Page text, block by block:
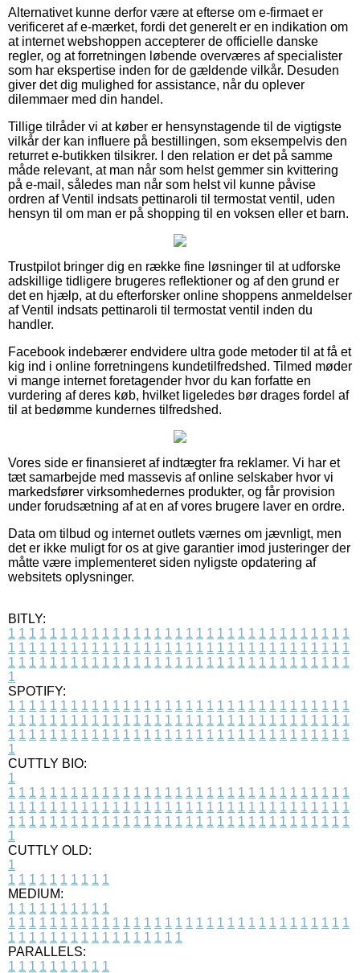
Alternativet kunne derfor være at efterse om e-firmaet er
verificeret af e-mærket, fordi det generelt er en indikation om
at internet webshoppen accepterer de officielle danske
regler, og at forretningen løbende overværes af specialister
som har ekspertise inden for de gældende vilkår. Desuden
giver det dig mulighed for assistance, når du oplever
dilemmaer med din handel.
Tillige tilråder vi at køber er hensynstagende til de vigtigste
vilkår der kan influere på bestillingen, som eksempelvis den
returret e-butikken tilsikrer. I den relation er det på samme
måde relevant, at man når som helst gemmer sin kvittering
på e-mail, således man når som helst vil kunne påvise
ordren af Ventil indsats pettinaroli til termostat ventil, uden
hensyn til om man er på shopping til en voksen eller et barn.
Trustpilot bringer dig en række fine løsninger til at udforske
adskillige tidligere brugeres reflektioner og af den grund er
det en hjælp, at du efterforsker online shoppens anmeldelser
af Ventil indsats pettinaroli til termostat ventil inden du
handler.
Facebook indebærer endvidere ultra gode metoder til at få et
kig ind i online forretningens kundetilfredshed. Tilmed møder
vi mange internet foretagender hvor du kan forfatte en
vurdering af deres køb, hvilket ligeledes bør drages fordel af
til at bedømme kundernes tilfredshed.
Vores side er finansieret af indtægter fra reklamer. Vi har et
tæt samarbejde med massevis af online selskaber hvor vi
markedsfører virksomhedernes produkter, og får provision
under forudsætning af at en af vores brugere laver en ordre.
Data om tilbud og internet outlets værnes om jævnligt, men
det er ikke muligt for os at give garantier imod justeringer der
måtte være implementeret siden nyligste opdatering af
websitets oplysninger.
BITLY:
1 1 1 1 1 1 1 1 1 1 1 1 1 1 1 1 1 1 1 1 1 1 1 1 1 1 1 1 1 1 1 1 1
1 1 1 1 1 1 1 1 1 1 1 1 1 1 1 1 1 1 1 1 1 1 1 1 1 1 1 1 1 1 1 1 1
1 1 1 1 1 1 1 1 1 1 1 1 1 1 1 1 1 1 1 1 1 1 1 1 1 1 1 1 1 1 1 1 1
1
SPOTIFY:
1 1 1 1 1 1 1 1 1 1 1 1 1 1 1 1 1 1 1 1 1 1 1 1 1 1 1 1 1 1 1 1 1
1 1 1 1 1 1 1 1 1 1 1 1 1 1 1 1 1 1 1 1 1 1 1 1 1 1 1 1 1 1 1 1 1
1 1 1 1 1 1 1 1 1 1 1 1 1 1 1 1 1 1 1 1 1 1 1 1 1 1 1 1 1 1 1 1 1
1
CUTTLY BIO:
1
1 1 1 1 1 1 1 1 1 1 1 1 1 1 1 1 1 1 1 1 1 1 1 1 1 1 1 1 1 1 1 1 1
1 1 1 1 1 1 1 1 1 1 1 1 1 1 1 1 1 1 1 1 1 1 1 1 1 1 1 1 1 1 1 1 1
1 1 1 1 1 1 1 1 1 1 1 1 1 1 1 1 1 1 1 1 1 1 1 1 1 1 1 1 1 1 1 1 1
1
CUTTLY OLD:
1
1 1 1 1 1 1 1 1 1 1
MEDIUM:
1 1 1 1 1 1 1 1 1 1
1 1 1 1 1 1 1 1 1 1 1 1 1 1 1 1 1 1 1 1 1 1 1 1 1 1 1 1 1 1 1 1 1
1 1 1 1 1 1 1 1 1 1 1 1 1 1 1 1 1
PARALLELS:
1 1 1 1 1 1 1 1 1 1